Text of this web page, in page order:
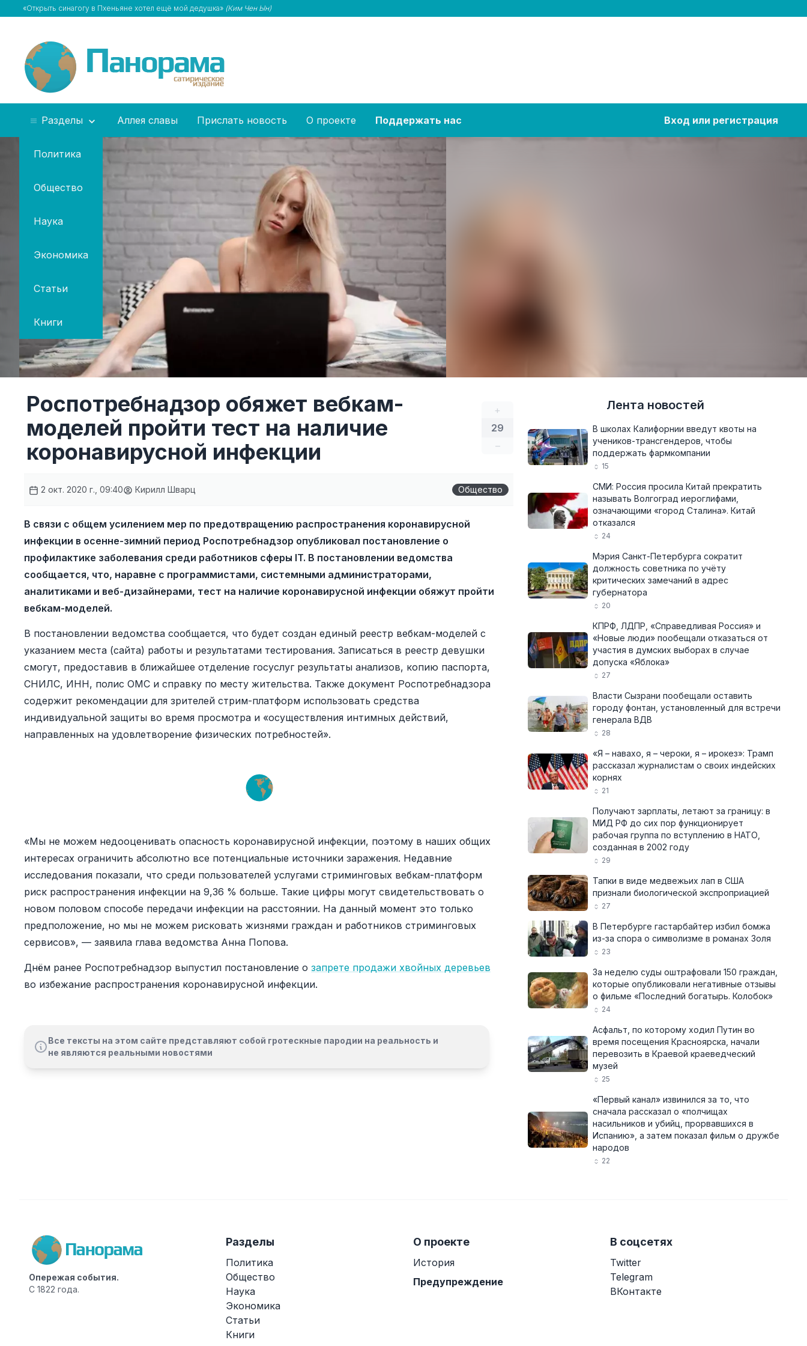
«Открыть синагогу в Пхеньяне хотел ещё мой дедушка» (Ким Чен Ын)
Разделы
Политика
Общество
Наука
Экономика
Статьи
Книги
Аллея славы Прислать новость О проекте Поддержать нас Вход или регистрация
+
29
–
Роспотребнадзор обяжет вебкам-
моделей пройти тест на наличие
коронавирусной инфекции
2 окт. 2020 г., 09:40 Кирилл Шварц Общество
В связи с общем усилением мер по предотвращению распространения коронавирусной
инфекции в осенне-зимний период Роспотребнадзор опубликовал постановление о
профилактике заболевания среди работников сферы IT. В постановлении ведомства
сообщается, что, наравне с программистами, системными администраторами,
аналитиками и веб-дизайнерами, тест на наличие коронавирусной инфекции обяжут пройти
вебкам-моделей.
В постановлении ведомства сообщается, что будет создан единый реестр вебкам-моделей с
указанием места (сайта) работы и результатами тестирования. Записаться в реестр девушки
смогут, предоставив в ближайшее отделение госуслуг результаты анализов, копию паспорта,
СНИЛС, ИНН, полис ОМС и справку по месту жительства. Также документ Роспотребнадзора
содержит рекомендации для зрителей стрим-платформ использовать средства
индивидуальной защиты во время просмотра и «осуществления интимных действий,
направленных на удовлетворение физических потребностей».
«Мы не можем недооценивать опасность коронавирусной инфекции, поэтому в наших общих
интересах ограничить абсолютно все потенциальные источники заражения. Недавние
исследования показали, что среди пользователей услугами стриминговых вебкам-платформ
риск распространения инфекции на 9,36 % больше. Такие цифры могут свидетельствовать о
новом половом способе передачи инфекции на расстоянии. На данный момент это только
предположение, но мы не можем рисковать жизнями граждан и работников стриминговых
сервисов», — заявила глава ведомства Анна Попова.
Днём ранее Роспотребнадзор выпустил постановление о запрете продажи хвойных деревьев
во избежание распространения коронавирусной инфекции.
Все тексты на этом сайте представляют собой гротескные пародии на реальность и
не являются реальными новостями
Лента новостей
В школах Калифорнии введут квоты на
учеников-трансгендеров, чтобы
поддержать фармкомпании
15
СМИ: Россия просила Китай прекратить
называть Волгоград иероглифами,
означающими «город Сталина». Китай
отказался
24
Мэрия Санкт-Петербурга сократит
должность советника по учёту
критических замечаний в адрес
губернатора
20
КПРФ, ЛДПР, «Справедливая Россия» и
«Новые люди» пообещали отказаться от
участия в думских выборах в случае
допуска «Яблока»
27
Власти Сызрани пообещали оставить
городу фонтан, установленный для встречи
генерала ВДВ
28
«Я – навахо, я – чероки, я – ирокез»: Трамп
рассказал журналистам о своих индейских
корнях
21
Получают зарплаты, летают за границу: в
МИД РФ до сих пор функционирует
рабочая группа по вступлению в НАТО,
созданная в 2002 году
29
Тапки в виде медвежьих лап в США
признали биологической экспроприацией
27
В Петербурге гастарбайтер избил бомжа
из-за спора о символизме в романах Золя
23
За неделю суды оштрафовали 150 граждан,
которые опубликовали негативные отзывы
о фильме «Последний богатырь. Колобок»
24
Асфальт, по которому ходил Путин во
время посещения Красноярска, начали
перевозить в Краевой краеведческий
музей
25
«Первый канал» извинился за то, что
сначала рассказал о «полчищах
насильников и убийц, прорвавшихся в
Испанию», а затем показал фильм о дружбе
народов
22
Опережая события.
С 1822 года.
Разделы
Политика
Общество
Наука
Экономика
Статьи
Книги
О проекте
История
Предупреждение
В соцсетях
Twitter
Telegram
ВКонтакте